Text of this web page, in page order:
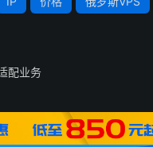
斯业务新布局
故障排查，还是网络配
配业务